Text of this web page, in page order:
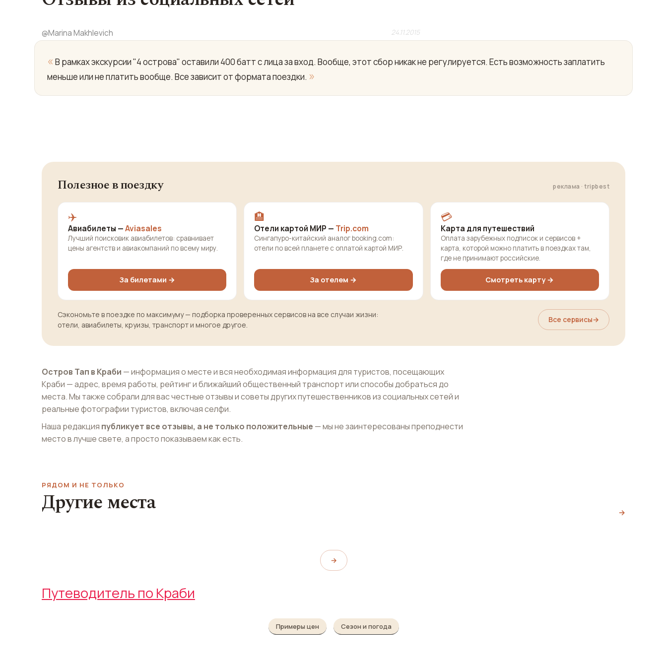
@Marina Makhlevich 24.11.2015
« В рамках экскурсии "4 острова" оставили 400 батт с лица за вход. Вообще, этот сбор никак не регулируется. Есть возможность заплатить
меньше или не платить вообще. Все зависит от формата поездки. »
Полезное в поездку реклама · tripbest
✈️
Авиабилеты —Aviasales
Лучший поисковик авиабилетов: сравнивает
цены агентств и авиакомпаний по всему миру.
За билетами →
🏨
Отели картой МИР — Trip.com
Сингапуро-китайский аналог booking.com:
отели по всей планете с оплатой картой МИР.
За отелем →
💳
Карта для путешествий
Оплата зарубежных подписок и сервисов +
карта, которой можно платить в поездках там,
где не принимают российские.
Смотреть карту →
Сэкономьте в поездке по максимуму — подборка проверенных сервисов на все случаи жизни:
отели, авиабилеты, круизы, транспорт и многое другое.
Все сервисы→
Остров Тап в Краби — информация о месте и вся необходимая информация для туристов, посещающих
Краби — адрес, время работы, рейтинг и ближайший общественный транспорт или способы добраться до
места. Мы также собрали для вас честные отзывы и советы других путешественников из социальных сетей и
реальные фотографии туристов, включая селфи.
Наша редакция публикует все отзывы, а не только положительные — мы не заинтересованы преподнести
место в лучше свете, а просто показываем как есть.
РЯДОМ И НЕ ТОЛЬКО
Другие места →
Смотровая Пещеры
тигра
→
Путеводитель по Краби
Примеры цен Сезон и погода